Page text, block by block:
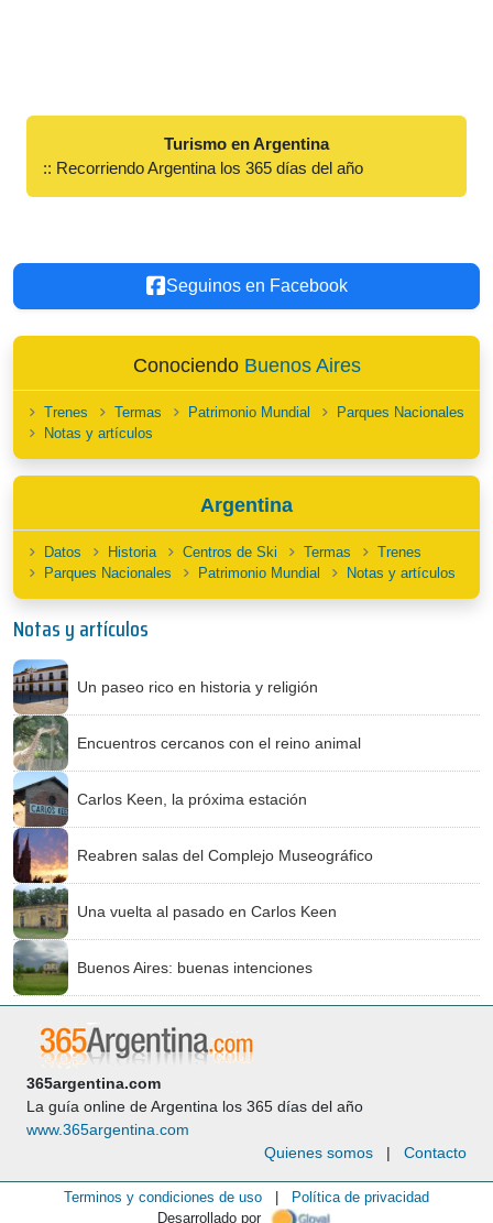
Turismo en Argentina
:: Recorriendo Argentina los 365 días del año
Seguinos en Facebook
Conociendo Buenos Aires
Trenes Termas Patrimonio Mundial
Parques Nacionales
Notas y artículos
Argentina
Datos Historia Centros de Ski Termas
Trenes
Parques Nacionales
Patrimonio Mundial Notas y artículos
Notas y artículos
Un paseo rico en historia y religión
Encuentros cercanos con el reino animal
Carlos Keen, la próxima estación
Reabren salas del Complejo Museográfico
Una vuelta al pasado en Carlos Keen
Buenos Aires: buenas intenciones
365argentina.com
La guía online de Argentina los 365 días del año
www.365argentina.com
Quienes somos | Contacto
Terminos y condiciones de uso
Política de privacidad
Desarrollado por